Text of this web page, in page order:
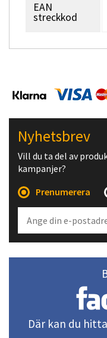
EAN
streckkod
Nyhetsbrev
Vill du ta del av
kampanjer?
Prenumerera
Där kan du